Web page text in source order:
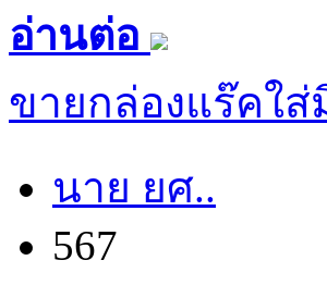
อ่านต่อ
ขายกล่องแร๊คใส่
นาย ยศ..
567